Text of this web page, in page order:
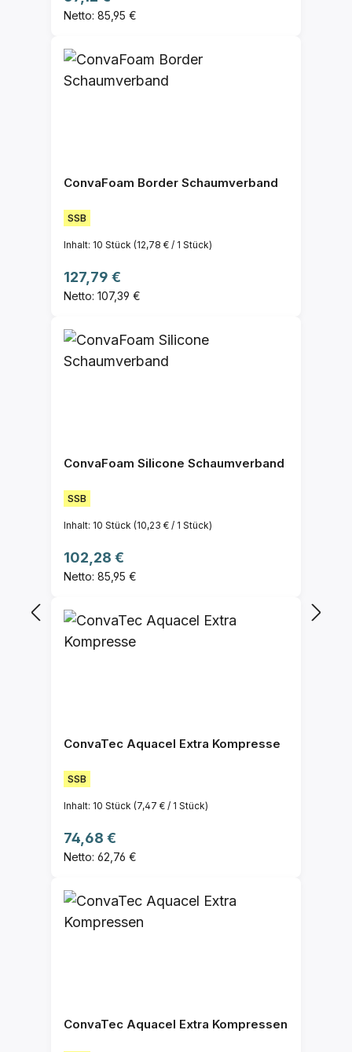
Netto: 85,95 €
ConvaFoam Border Schaumverband
SSB
Inhalt: 10 Stück (12,78 € / 1 Stück)
Regulärer Preis:
127,79 €
Netto: 107,39 €
ConvaFoam Silicone Schaumverband
SSB
Inhalt: 10 Stück (10,23 € / 1 Stück)
Regulärer Preis:
102,28 €
Netto: 85,95 €
ConvaTec Aquacel Extra Kompresse
SSB
Inhalt: 10 Stück (7,47 € / 1 Stück)
Regulärer Preis:
74,68 €
Netto: 62,76 €
ConvaTec Aquacel Extra Kompressen